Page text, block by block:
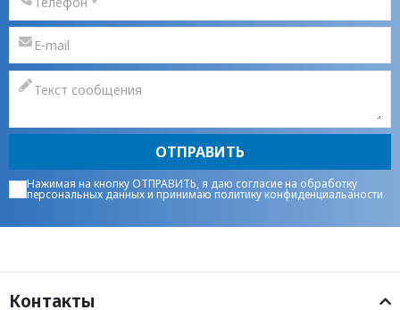
ОТПРАВИТЬ
Нажимая на кнопку ОТПРАВИТЬ, я даю согласие на обработку
персональных данныхи принимаюполитику конфиденциальаности
Контакты